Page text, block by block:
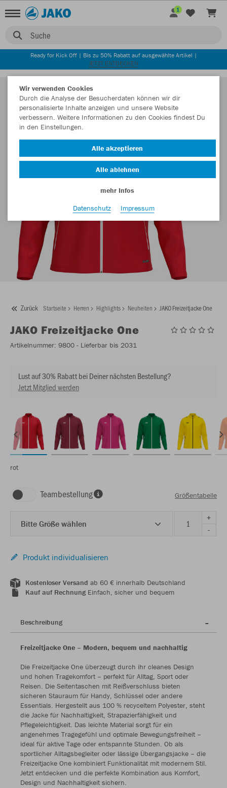
Suche
1
Ready for Kick Off | Bis zu 50% Rabatt auf ausgewählte Artikel |
JETZT ENTDECKEN
Zurück Startseite Herren Highlights Neuheiten JAKO Freizeitjacke One
JAKO Freizeitjacke One
Artikelnummer: 9800 - Lieferbar bis 2031
Lust auf 30% Rabatt bei Deiner nächsten Bestellung?
Jetzt Mitglied werden
rot
Teambestellung Größentabelle
Bitte Größe wählen
+
-
Produkt individualisieren
Kostenloser Versand ab 60 € innerhalb Deutschland
Kauf auf RechnungEinfach, sicher und bequem
Beschreibung
Freizeitjacke One – Modern, bequem und nachhaltig
Die Freizeitjacke One überzeugt durch ihr cleanes Design
und hohen Tragekomfort – perfekt für Alltag, Sport oder
Reisen. Die Seitentaschen mit Reißverschluss bieten
sicheren Stauraum für Handy, Schlüssel oder andere
Essentials. Hergestellt aus 100 % recyceltem Polyester, steht
die Jacke für Nachhaltigkeit, Strapazierfähigkeit und
Pflegeleichtigkeit. Das leichte Material sorgt für ein
angenehmes Tragegefühl und optimale Bewegungsfreiheit –
ideal für aktive Tage oder entspannte Stunden. Ob als
sportlicher Alltagsbegleiter oder lässige Übergangsjacke – die
Freizeitjacke One kombiniert Funktionalität mit modernem Stil.
Jetzt entdecken und die perfekte Kombination aus Komfort,
Design und Nachhaltigkeit sichern.
Wir verwenden Cookies
Durch die Analyse der Besucherdaten können wir dir
personalisierte Inhalte anzeigen und unsere Website
verbessern. Weitere Informationen zu den Cookies findest Du
in den Einstellungen.
Alle akzeptieren
Alle ablehnen
mehr Infos
Datenschutz
Impressum